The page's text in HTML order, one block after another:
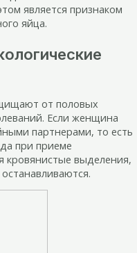
является признаком
яйца.
от половых
Если женщина
партнерами, то есть
при приеме
кровянистые выделения,